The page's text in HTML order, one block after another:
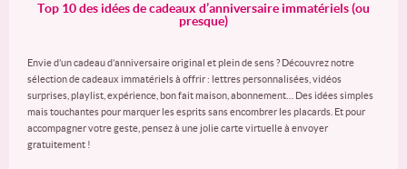
Top 10 des idées de cadeaux d’anniversaire immatériels (ou
presque)
Envie d’un cadeau d’anniversaire original et plein de sens ? Découvrez notre
sélection de cadeaux immatériels à offrir : lettres personnalisées, vidéos
surprises, playlist, expérience, bon fait maison, abonnement… Des idées simples
mais touchantes pour marquer les esprits sans encombrer les placards. Et pour
accompagner votre geste, pensez à une jolie carte virtuelle à envoyer
gratuitement !